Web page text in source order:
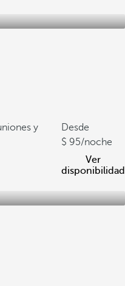
y
Desde
95/noche
Ver
disponibilidad